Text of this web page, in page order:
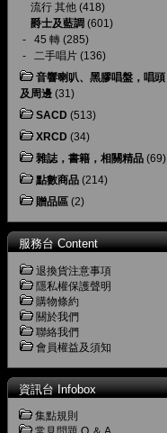
流行 其他 (418)
爵士及藍調 (601)
- 45 轉 (285)
- 二手唱片 (136)
音響喇叭、黑膠唱盤，唱頭
及周邊 (31)
SACD (513)
XRCD (34)
雜誌，書籍，相關精品 (69)
點數商品 (214)
贈品區 (2)
服務台 Content
退換貨注意事項
隱私權保護聲明
購物條約
關於我們
聯絡我們
會員權益及須知
資訊台 Infobox
集點規則